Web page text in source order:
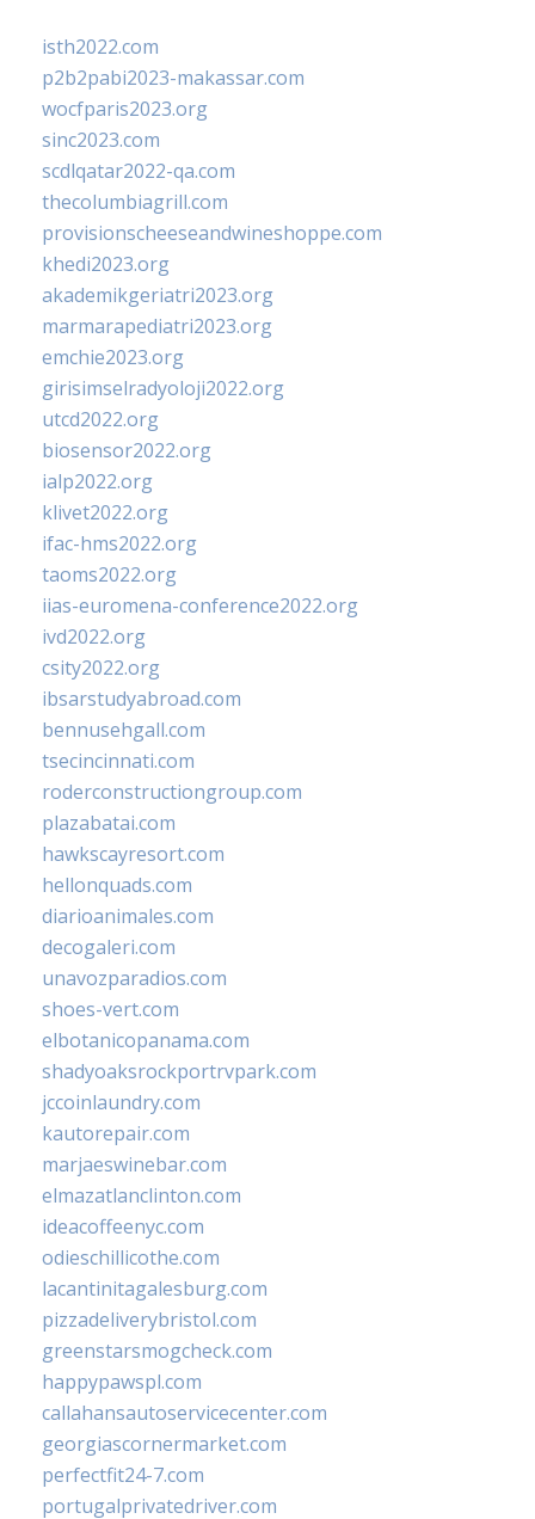
isth2022.com
p2b2pabi2023-makassar.com
wocfparis2023.org
sinc2023.com
scdlqatar2022-qa.com
thecolumbiagrill.com
provisionscheeseandwineshoppe.com
khedi2023.org
akademikgeriatri2023.org
marmarapediatri2023.org
emchie2023.org
girisimselradyoloji2022.org
utcd2022.org
biosensor2022.org
ialp2022.org
klivet2022.org
ifac-hms2022.org
taoms2022.org
iias-euromena-conference2022.org
ivd2022.org
csity2022.org
ibsarstudyabroad.com
bennusehgall.com
tsecincinnati.com
roderconstructiongroup.com
plazabatai.com
hawkscayresort.com
hellonquads.com
diarioanimales.com
decogaleri.com
unavozparadios.com
shoes-vert.com
elbotanicopanama.com
shadyoaksrockportrvpark.com
jccoinlaundry.com
kautorepair.com
marjaeswinebar.com
elmazatlanclinton.com
ideacoffeenyc.com
odieschillicothe.com
lacantinitagalesburg.com
pizzadeliverybristol.com
greenstarsmogcheck.com
happypawspl.com
callahansautoservicecenter.com
georgiascornermarket.com
perfectfit24-7.com
portugalprivatedriver.com